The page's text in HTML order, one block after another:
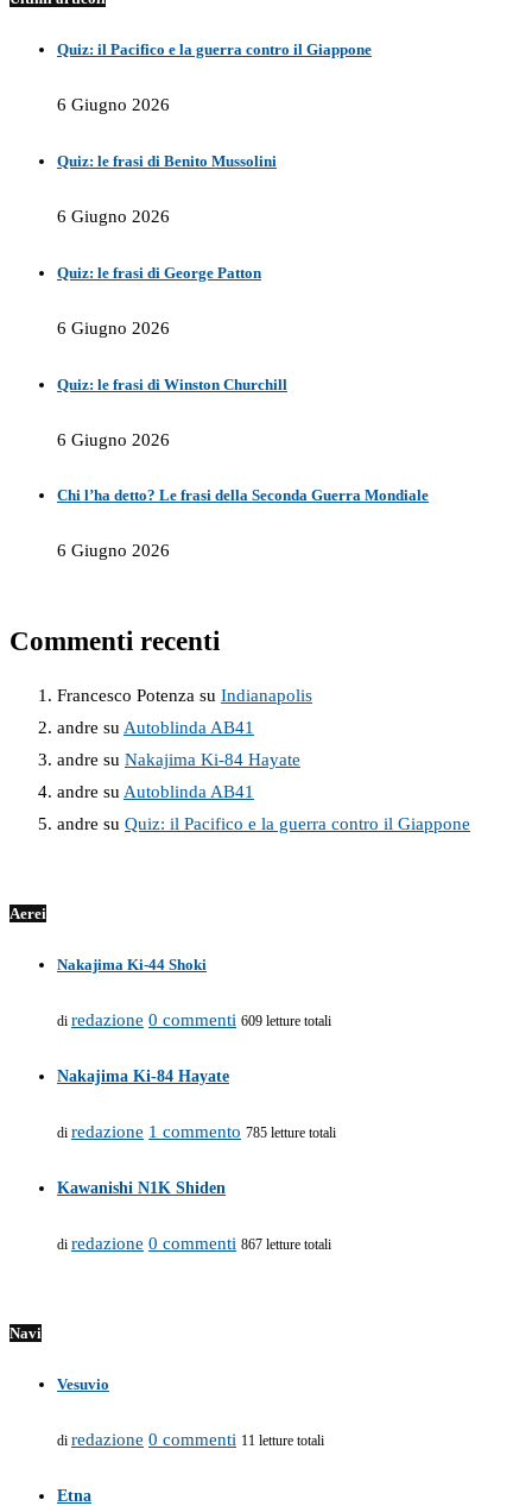
Quiz: il Pacifico e la guerra contro il Giappone
6 Giugno 2026
Quiz: le frasi di Benito Mussolini
6 Giugno 2026
Quiz: le frasi di George Patton
6 Giugno 2026
Quiz: le frasi di Winston Churchill
6 Giugno 2026
Chi l’ha detto? Le frasi della Seconda Guerra Mondiale
6 Giugno 2026
Commenti recenti
Francesco Potenza su Indianapolis
andre su Autoblinda AB41
andre su Nakajima Ki-84 Hayate
andre su Autoblinda AB41
andre su Quiz: il Pacifico e la guerra contro il Giappone
Aerei
Nakajima Ki-44 Shoki
di redazione 0 commenti 609 letture totali
Nakajima Ki-84 Hayate
di redazione 1 commento 785 letture totali
Kawanishi N1K Shiden
di redazione 0 commenti 867 letture totali
Navi
Vesuvio
di redazione 0 commenti 11 letture totali
Etna